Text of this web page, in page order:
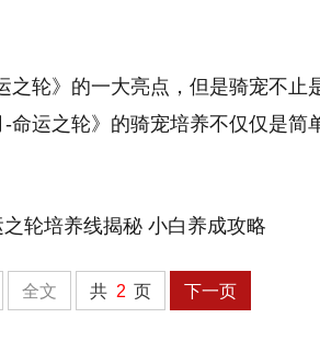
之轮》的一大亮点，但是骑宠不止
运之轮》的骑宠培养不仅仅是简
全文 共 2 页 下一页